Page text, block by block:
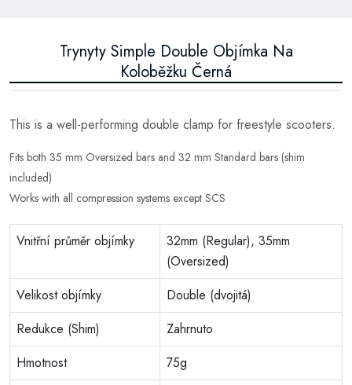
Trynyty Simple Double Objímka Na
Koloběžku Černá
This is a well-performing double clamp for freestyle scooters.
Fits both 35 mm Oversized bars and 32 mm Standard bars (shim
included)
Works with all compression systems except SCS
Vnitřní průměr objímky
32mm (Regular), 35mm
(Oversized)
Velikost objímky
Double (dvojitá)
Redukce (Shim)
Zahrnuto
Hmotnost
75g